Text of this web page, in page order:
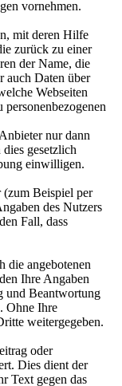
vornehmen.
mit deren Hilfe
zurück zu einer
der Name, die
auch Daten über
Webseiten
nur dann
gesetzlich
einwilligen.
Beispiel per
des Nutzers
Fall, dass
die angebotenen
Ihre Angaben
und Beantwortung
Ohne Ihre
weitergegeben.
oder
Dies dient der
Text gegen das